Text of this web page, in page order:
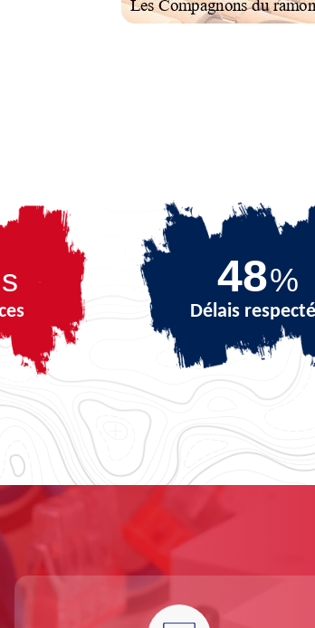
69%
Délais